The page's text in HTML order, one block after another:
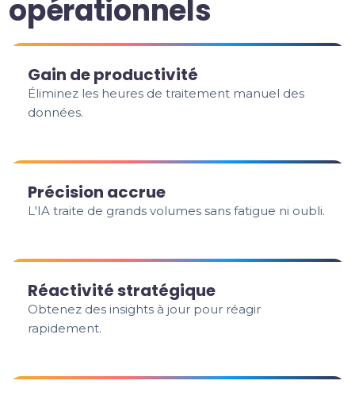
opérationnels
Gain de productivité
Éliminez les heures de traitement manuel des
données.
Précision accrue
L'IA traite de grands volumes sans fatigue ni oubli.
Réactivité stratégique
Obtenez des insights à jour pour réagir
rapidement.